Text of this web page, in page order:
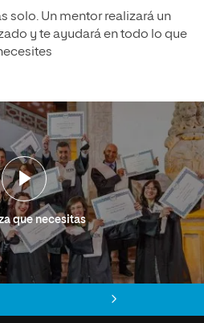
solo. Un mentor realizará un
y te ayudará en todo lo que
que necesitas